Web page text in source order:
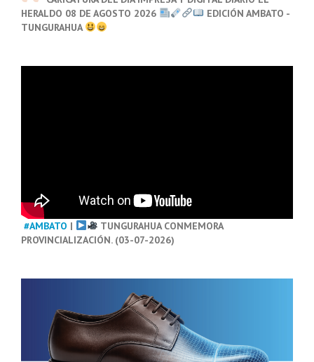
HERALDO 08 DE AGOSTO 2026
EDICIÓN AMBATO -
TUNGURAHUA
#AMBATO |
TUNGURAHUA CONMEMORA
PROVINCIALIZACIÓN. (03-07-2026)